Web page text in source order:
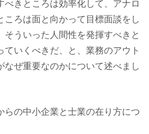
きところは効率化して、アナロ
ろは面と向かって目標面談をし
ういった人間性を発揮すべきと
いくべきだ、と、業務のアウト
なぜ重要なのかについて述べまし
の中小企業と士業の在り方につ